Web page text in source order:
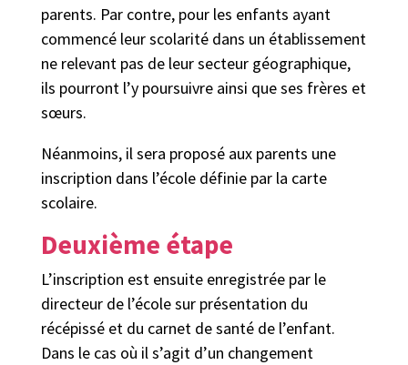
parents. Par contre, pour les enfants ayant
commencé leur scolarité dans un établissement
ne relevant pas de leur secteur géographique,
ils pourront l’y poursuivre ainsi que ses frères et
sœurs.
Néanmoins, il sera proposé aux parents une
inscription dans l’école définie par la carte
scolaire.
Deuxième étape
L’inscription est ensuite enregistrée par le
directeur de l’école sur présentation du
récépissé et du carnet de santé de l’enfant.
Dans le cas où il s’agit d’un changement